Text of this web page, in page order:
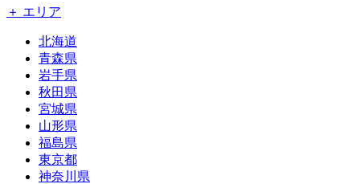
＋ エリア
北海道
青森県
岩手県
秋田県
宮城県
山形県
福島県
東京都
神奈川県